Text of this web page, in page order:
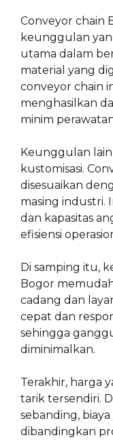
Conveyor chain
keunggulan
utama dalam
material yang
conveyor chain
menghasilkan
minim
Keunggulan
kustomisasi.
disesuaikan
masing industri.
dan kapasitas
efisiensi
Di samping itu,
Bogor
cadang dan
cepat dan
sehingga
diminimalkan.
Terakhir, harga
tarik tersendiri.
sebanding,
dibandingkan